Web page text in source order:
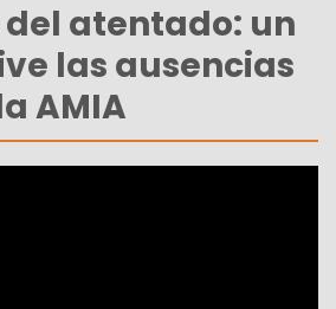
del atentado: un
las ausencias
AMIA